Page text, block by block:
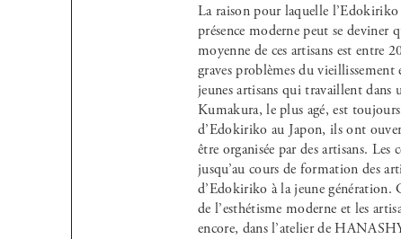
La raison pour laquelle
présence moderne peut se deviner
moyenne de ces artisans est entre
graves problèmes du vieillissement
jeunes artisans qui travaillent
Kumakura, le plus agé, est
d’Edokiriko au Japon, ils ont
être organisée par des artisans.
jusqu’au cours de formation des
d’Edokiriko à la jeune génération.
de l’esthétisme moderne et les
encore, dans l’atelier de